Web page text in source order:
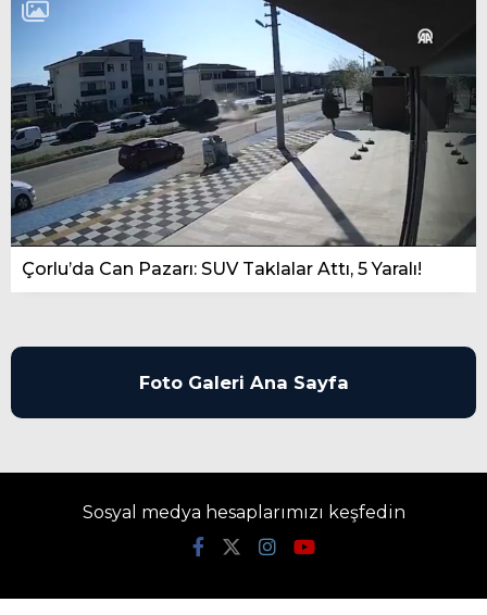
Çorlu’da Can Pazarı: SUV Taklalar Attı, 5 Yaralı!
Foto Galeri Ana Sayfa
Sosyal medya hesaplarımızı keşfedin